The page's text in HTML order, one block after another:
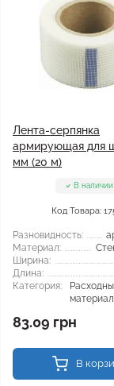
Лента-серпянка
армирующая для
мм (20 м)
В наличии
Код Товара:
Разновидность:
Материал:
Ширина:
Длина:
Категория:
83.09 грн
В